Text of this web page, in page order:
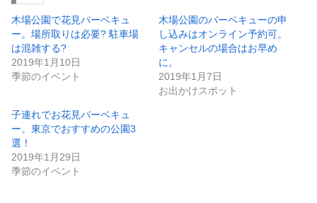
木場公園で花見バーベキュ
ー。場所取りは必要? 駐車場
は混雑する?
2019年1月10日
季節のイベント
木場公園のバーベキューの申
し込みはオンライン予約可。
キャンセルの場合はお早め
に。
2019年1月7日
お出かけスポット
子連れでお花見バーベキュ
ー。東京でおすすめの公園3
選！
2019年1月29日
季節のイベント